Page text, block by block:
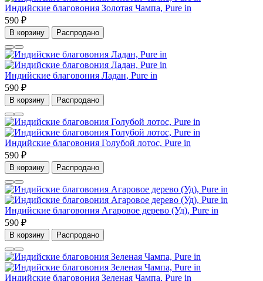
Индийские благовония Золотая Чампа, Pure in
590 ₽
В корзину Распродано
Индийские благовония Ладан, Pure in
590 ₽
В корзину Распродано
Индийские благовония Голубой лотос, Pure in
590 ₽
В корзину Распродано
Индийские благовония Агаровое дерево (Уд), Pure in
590 ₽
В корзину Распродано
Индийские благовония Зеленая Чампа, Pure in